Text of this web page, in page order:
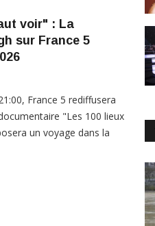
voir" : La
sur France 5
France 5 rediffusera
"Les 100 lieux
un voyage dans la